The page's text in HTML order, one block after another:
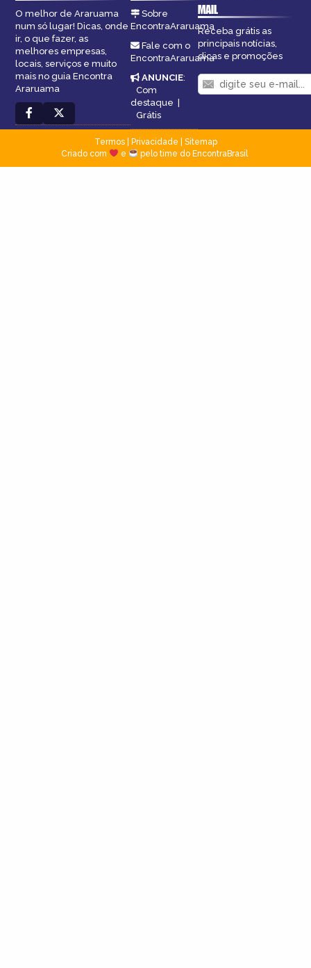
O melhor de Araruama
num só lugar! Dicas, onde
ir, o que fazer, as
melhores empresas,
locais, serviços e muito
mais no guia Encontra
Araruama
Sobre
EncontraAraruama
Fale com o
EncontraAraruama
ANUNCIE:
Com
destaque |
Grátis
MAIL
Receba grátis as
principais notícias,
dicas e promoções
Termos| Privacidade
Sitemap
Criado com
e pelo time do EncontraBrasil